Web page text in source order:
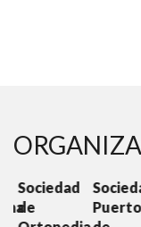
Sociedad
de